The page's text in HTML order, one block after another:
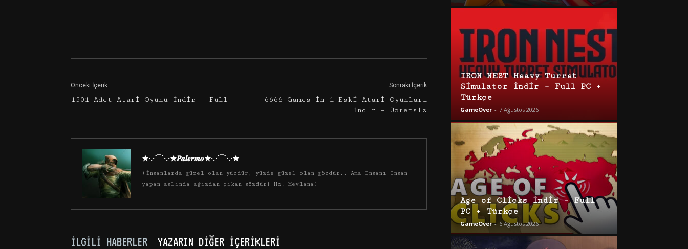
Önceki İçerik
1501 Adet Atari Oyunu İndir – Full
Sonraki İçerik
6666 Games in 1 Eski Atari Oyunları
İndir – Ücretsiz
★·.·´¯`·.·★𝑷𝒂𝒍𝒆𝒓𝒎𝒐★·.·´¯`·.·★
(İnsanlarda güzel olan yüzdür, yüzde güzel olan gözdür.. Ama insanı insan
yapan aslında ağızdan çıkan sözdür! Hz. Mevlana)
İLGILI HABERLER YAZARIN DIĞER İÇERIKLERI
IRON NEST Heavy Turret
Simulator İndir – Full PC +
Türkçe
GameOver - 7 Ağustos 2026
Age of Clicks İndir – Full
PC + Türkçe
GameOver - 6 Ağustos 2026